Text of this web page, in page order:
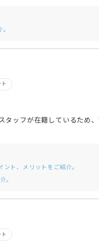
ッフが在籍しているため
ト、メリットをご紹介。
。